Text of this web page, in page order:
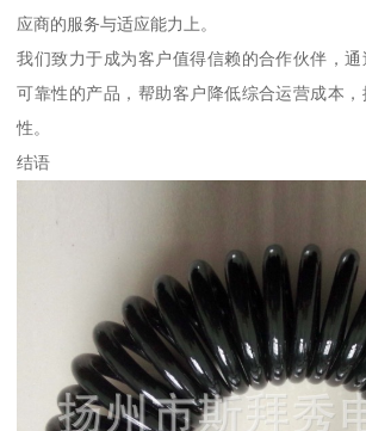
应商的服务与适应能力上。
我们致力于成为客户值得信赖的合作伙伴，
可靠性的产品，帮助客户降低综合运营成本
性。
结语